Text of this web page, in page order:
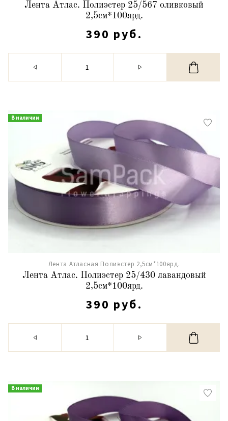
Лента Атлас. Полиэстер 25/567 оливковый
2,5см*100ярд.
390 руб.
В наличии
Лента Атласная Полиэстер 2,5см*100ярд.
Лента Атлас. Полиэстер 25/430 лавандовый
2,5см*100ярд.
390 руб.
В наличии